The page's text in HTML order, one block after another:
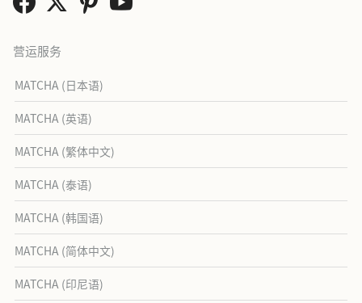
营运服务
MATCHA (日本语)
MATCHA (英语)
MATCHA (繁体中文)
MATCHA (泰语)
MATCHA (韩国语)
MATCHA (简体中文)
MATCHA (印尼语)